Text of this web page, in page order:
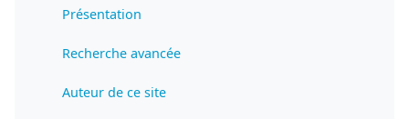
Présentation
Recherche avancée
Auteur de ce site